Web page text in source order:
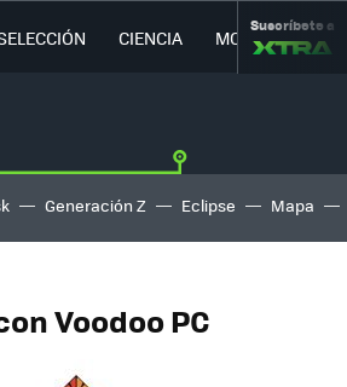
CIENCIA MOVILIDAD
Suscríbete a
Generación Z Eclipse Mapa
Voodoo PC